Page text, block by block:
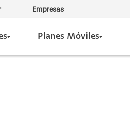
Empresas
Planes Móviles